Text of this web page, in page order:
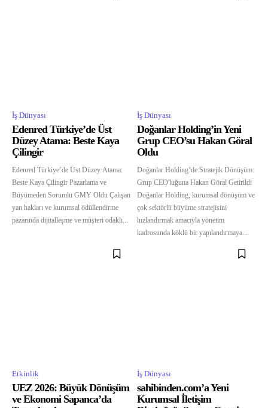
İş Dünyası
Edenred Türkiye’de Üst
Düzey Atama: Beste Kaya
Çilingir
Edenred Türkiye’de Üst Düzey Atama:
Beste Kaya Çilingir Pazarlama ve
Büyümeden Sorumlu GMY Oldu Çalışan
yan hakları ve kurumsal ödüllendirme
pazarında dijitalleşme ve müşteri odaklı...
İş Dünyası
Doğanlar Holding’in Yeni
Grup CEO’su Hakan Göral
Oldu
Doğanlar Holding’de Stratejik Dönüşüm:
Grup CEO'luğuna Hakan Göral Getirildi
Doğanlar Holding, kurumsal dönüşüm ve
çok sektörlü büyüme stratejisini
hızlandırmak amacıyla yönetim
kadrosunda köklü bir yapılandırmaya...
Etkinlik
UEZ 2026: Büyük Dönüşüm
ve Ekonomi Sapanca’da
İş Dünyası
sahibinden.com’a Yeni
Kurumsal İletişim